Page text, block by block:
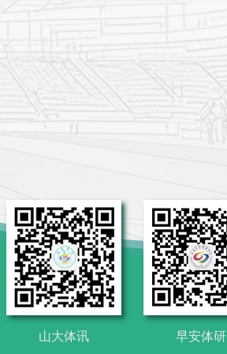
山大体讯 早安体研